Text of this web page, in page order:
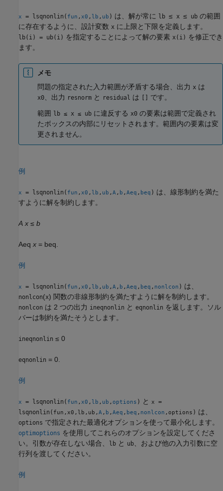
x = lsqnonlin( fun ,x0 , lb , ub ) は、解が常に lb ≤ x ≤ ub の範囲
に存在するように、設計変数 x に上限と下限を定義します。
lb(i) = ub(i) を指定することによって解の要素 x(i) を修正でき
ます。
メモ
問題の指定された入力範囲が矛盾する場合、出力 x は
x0、出力 resnorm と residual は
です。
範囲 lb ≤ x ≤ ub に違反する x0 の要素は範囲で定義され
たボックスの内部にリセットされます。範囲内の要素は変
更されません。
例
x = lsqnonlin( fun ,x0 , lb , ub ,A , b ,Aeq , beq ) は、線形制約を満た
すように解を制約します。
A x ≤ b
Aeq x = beq.
例
x = lsqnonlin( fun ,x0 , lb , ub ,A , b ,Aeq , beq , nonlcon ) は、
nonlcon(x) 関数の非線形制約を満たすように解を制約します。
nonlcon は 2 つの出力 ineqnonlin と eqnonlin を返します。ソル
バーは制約を満たそうとします。
ineqnonlin ≤ 0
eqnonlin = 0.
例
x = lsqnonlin( fun ,x0 , lb , ub ,options ) と x
=
lsqnonlin( fun ,x0 , lb , ub ,A , b ,Aeq , beq , nonlcon , options ) は、
options で指定された最適化オプションを使って最小化します。
optimoptions を使用してこれらのオプションを設定してくださ
い。引数が存在しない場合、
lb と ub、および他の入力引数に空
行列を渡してください。
例